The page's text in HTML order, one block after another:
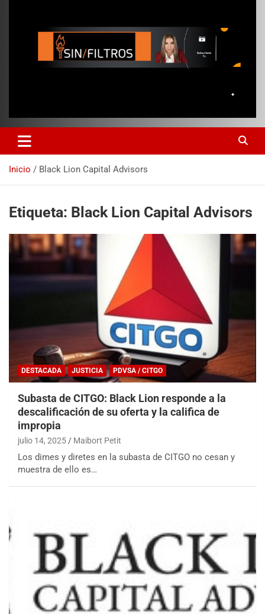
Inicio Black Lion Capital Advisors
Etiqueta: Black Lion Capital Advisors
DESTACADA JUSTICIA PDVSA / CITGO
Subasta de CITGO: Black Lion responde a la
descalificación de su oferta y la califica de
impropia
julio 14, 2025 Maibort Petit
Los dimes y diretes en la subasta de CITGO no cesan y
muestra de ello es…